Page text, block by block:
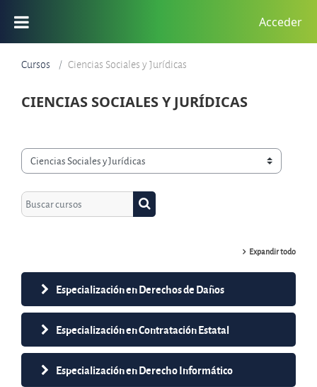
Acceder
Cursos Ciencias Sociales y Jurídicas
CIENCIAS SOCIALES Y JURÍDICAS
Categorías de curso
Buscar cursos
Buscar cursos
Expandir todo
Especialización en Derechos de Daños
Especialización en Contratación Estatal
Especialización en Derecho Informático